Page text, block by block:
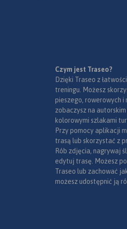
Czym jest Traseo?
Dzięki Traseo z
treningu. Możesz
pieszego, rowerowych
zobaczysz na
kolorowymi szlakami
Przy pomocy aplikacji
trasą lub skorzystać z
Rób zdjęcia, nagrywaj
edytuj trasę. Możesz
Traseo lub zachować
możesz udostępnić ją